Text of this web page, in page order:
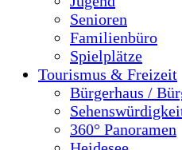
Senioren
Familienbüro
Spielplätze
Tourismus & Freizeit
Bürgerhaus /
360° Panoramen